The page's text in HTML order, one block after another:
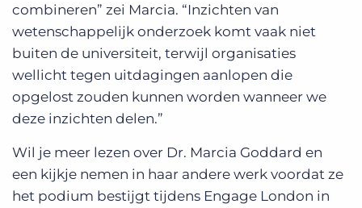
combineren” zei Marcia. “Inzichten van
wetenschappelijk onderzoek komt vaak niet
buiten de universiteit, terwijl organisaties
wellicht tegen uitdagingen aanlopen die
opgelost zouden kunnen worden wanneer we
deze inzichten delen.”
Wil je meer lezen over Dr. Marcia Goddard en
een kijkje nemen in haar andere werk voordat ze
het podium bestijgt tijdens Engage London in